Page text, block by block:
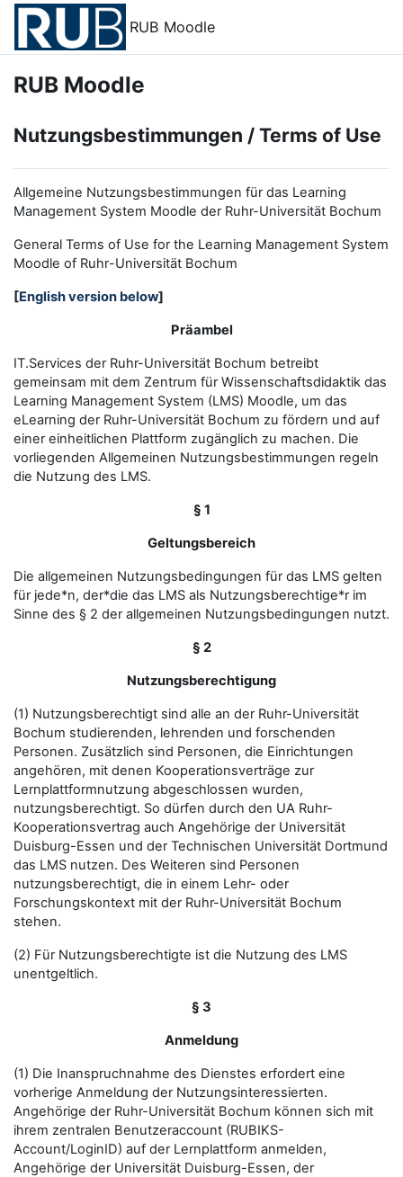
Zum Hauptinhalt
RUB Moodle
RUB Moodle
Nutzungsbestimmungen / Terms of Use
Allgemeine Nutzungsbestimmungen für das Learning
Management System Moodle der Ruhr-Universität Bochum
General Terms of Use for the Learning Management System
Moodle of Ruhr-Universität Bochum
[English version below]
Präambel
IT.Services der Ruhr-Universität Bochum betreibt
gemeinsam mit dem Zentrum für Wissenschaftsdidaktik das
Learning Management System (LMS) Moodle, um das
eLearning der Ruhr-Universität Bochum zu fördern und auf
einer einheitlichen Plattform zugänglich zu machen. Die
vorliegenden Allgemeinen Nutzungsbestimmungen regeln
die Nutzung des LMS.
§ 1
Geltungsbereich
Die allgemeinen Nutzungsbedingungen für das LMS gelten
für jede*n, der*die das LMS als Nutzungsberechtige*r im
Sinne des § 2 der allgemeinen Nutzungsbedingungen nutzt.
§ 2
Nutzungsberechtigung
(1) Nutzungsberechtigt sind alle an der Ruhr-Universität
Bochum studierenden, lehrenden und forschenden
Personen. Zusätzlich sind Personen, die Einrichtungen
angehören, mit denen Kooperationsverträge zur
Lernplattformnutzung abgeschlossen wurden,
nutzungsberechtigt. So dürfen durch den UA Ruhr-
Kooperationsvertrag auch Angehörige der Universität
Duisburg-Essen und der Technischen Universität Dortmund
das LMS nutzen. Des Weiteren sind Personen
nutzungsberechtigt, die in einem Lehr- oder
Forschungskontext mit der Ruhr-Universität Bochum
stehen.
(2) Für Nutzungsberechtigte ist die Nutzung des LMS
unentgeltlich.
§ 3
Anmeldung
(1) Die Inanspruchnahme des Dienstes erfordert eine
vorherige Anmeldung der Nutzungsinteressierten.
Angehörige der Ruhr-Universität Bochum können sich mit
ihrem zentralen Benutzeraccount (RUBIKS-
Account/LoginID) auf der Lernplattform anmelden,
Angehörige der Universität Duisburg-Essen, der